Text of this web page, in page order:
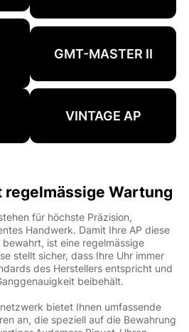
GMT-MASTER II
VINTAGE AP
regelmässige Wartung
für höchste Präzision,
Handwerk. Damit Ihre AP diese
ist eine regelmässige
stellt sicher, dass Ihre Uhr immer
des Herstellers entspricht und
beibehält.
bietet Ihnen umfassende
an, die speziell auf die Bewahrung